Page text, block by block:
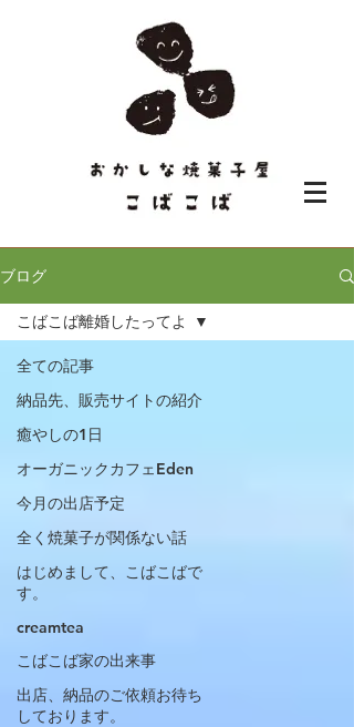
ブログ
全ての記事
納品先、販売サイトの紹介
癒やしの1日
オーガニックカフェEden
今月の出店予定
全く焼菓子が関係ない話
はじめまして、こばこばで
す。
creamtea
こばこば家の出来事
出店、納品のご依頼お待ち
しております。
こばこば離婚したってよ